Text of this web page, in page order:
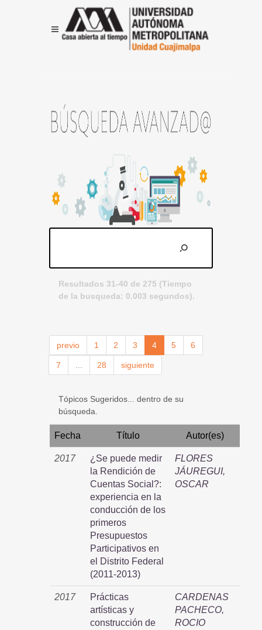
Resultados 31-40 de 275 (Tiempo
de la busqueda: 0.003 segundos).
previo 1 2 3 4 5 6
7 28 siguiente
Tópicos Sugeridos... dentro de su
búsqueda.
Fecha Título Autor(es)
2017
¿Se puede medir
la Rendición de
Cuentas Social?:
experiencia en la
conducción de los
primeros
Presupuestos
Participativos en
el Distrito Federal
(2011-2013)
FLORES
JÁUREGUI,
OSCAR
2017
Prácticas
artísticas y
construcción de
CARDENAS
PACHECO,
ROCIO